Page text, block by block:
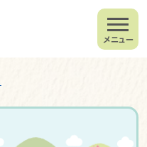
メニュー